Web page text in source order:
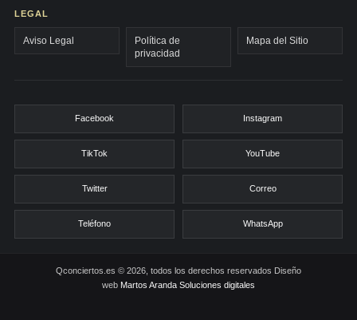
LEGAL
Aviso Legal
Política de
privacidad
Mapa del Sitio
Facebook Instagram
TikTok YouTube
Twitter Correo
Teléfono WhatsApp
Qconciertos.es © 2026, todos los derechos reservados Diseño
web Martos Aranda Soluciones digitales